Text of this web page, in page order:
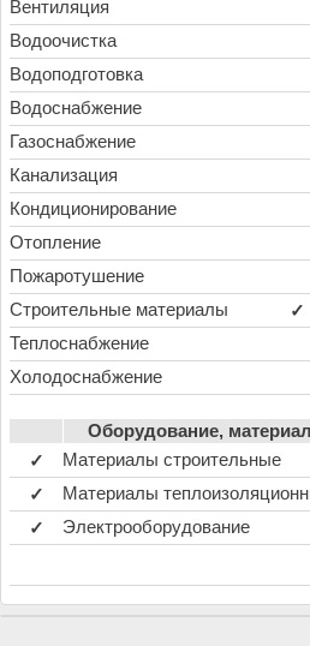
Вентиляция
Водоочистка
Водоподготовка
Водоснабжение
Газоснабжение
Канализация
Кондиционирование
Отопление
Пожаротушение
Строительные материалы
✓
Теплоснабжение
Холодоснабжение
Оборудование,
✓
Материалы строительные
✓
Материалы
✓
Электрооборудование